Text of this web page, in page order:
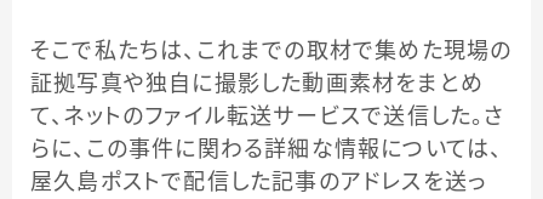
そこで私たちは、これまでの取材で集めた現場の
証拠写真や独自に撮影した動画素材をまとめ
て、ネットのファイル転送サービスで送信した。さ
らに、この事件に関わる詳細な情報については、
屋久島ポストで配信した記事のアドレスを送っ